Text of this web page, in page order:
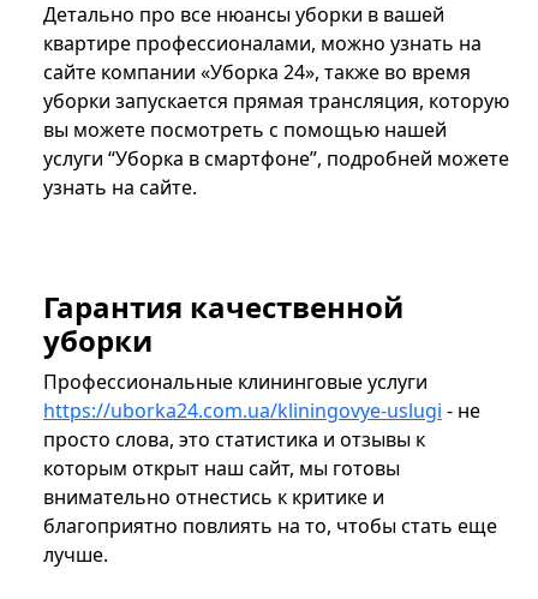
Детально про все нюансы уборки в вашей
квартире профессионалами, можно узнать на
сайте компании «Уборка 24», также во время
уборки запускается прямая трансляция, которую
вы можете посмотреть с помощью нашей
услуги “Уборка в смартфоне”, подробней можете
узнать на сайте.
Гарантия качественной
уборки
Профессиональные клининговые услуги
https://uborka24.com.ua/kliningovye-uslugi - не
просто слова, это статистика и отзывы к
которым открыт наш сайт, мы готовы
внимательно отнестись к критике и
благоприятно повлиять на то, чтобы стать еще
лучше.